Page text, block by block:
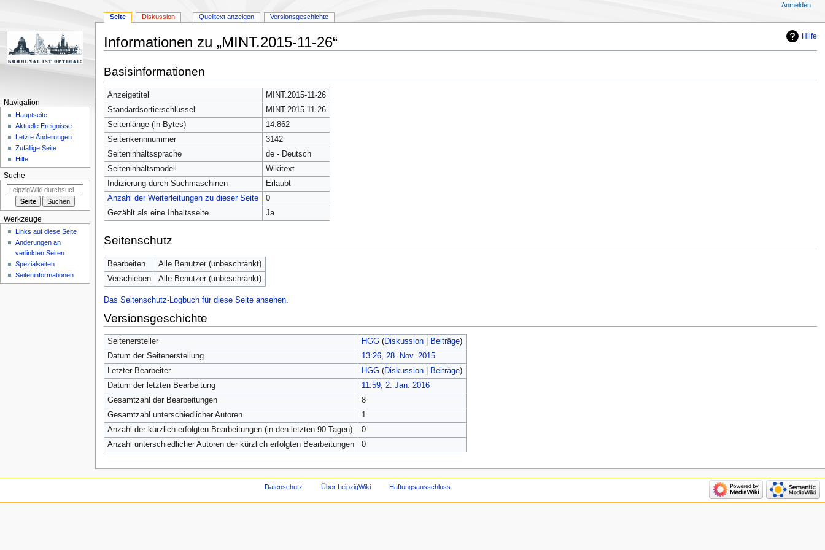
Hilfe
Informationen zu „MINT.2015-11-26“
Navigation
springen
Suche
springen
Basisinformationen
Anzeigetitel
MINT.2015-11-26
Standardsortierschlüssel
MINT.2015-11-26
Seitenlänge (in Bytes)
14.862
Seitenkennnummer
3142
Seiteninhaltssprache
de - Deutsch
Seiteninhaltsmodell
Wikitext
Indizierung durch Suchmaschinen
Erlaubt
Anzahl der Weiterleitungen zu dieser Seite
0
Gezählt als eine Inhaltsseite
Ja
Seitenschutz
Bearbeiten
Alle Benutzer (unbeschränkt)
Verschieben
Alle Benutzer (unbeschränkt)
Das Seitenschutz-Logbuch für diese Seite ansehen.
Versionsgeschichte
Seitenersteller HGG (Diskussion| Beiträge)
Datum der Seitenerstellung
13:26, 28. Nov. 2015
Letzter Bearbeiter
HGG (Diskussion| Beiträge)
Datum der letzten Bearbeitung
11:59, 2. Jan. 2016
Gesamtzahl der Bearbeitungen
8
Gesamtzahl unterschiedlicher Autoren
1
Anzahl der kürzlich erfolgten Bearbeitungen (in den letzten 90 Tagen)
0
Anzahl unterschiedlicher Autoren der kürzlich erfolgten Bearbeitungen
0
Seite Diskussion Quelltext anzeigen Versionsgeschichte
Anmelden
Navigation
Hauptseite
Aktuelle Ereignisse
Letzte Änderungen
Zufällige Seite
Hilfe
Suche
Werkzeuge
Links auf diese Seite
Änderungen an
verlinkten Seiten
Spezialseiten
Seiten­informationen
Datenschutz Über LeipzigWiki Haftungsausschluss